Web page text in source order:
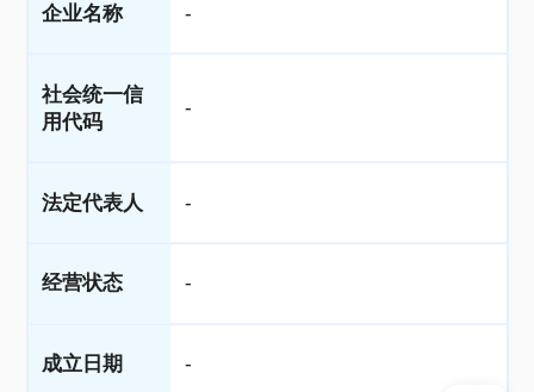
企业名称 -
社会统一信
用代码
-
法定代表人 -
经营状态 -
成立日期 -